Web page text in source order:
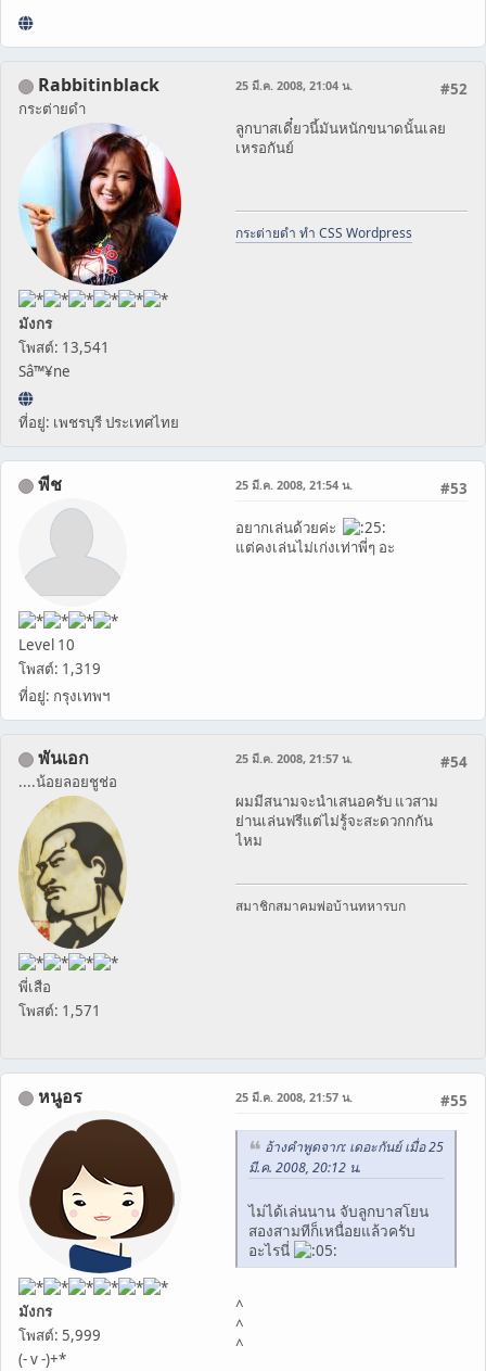
Rabbitinblack
กระต่ายดำ
มังกร
โพสต์: 13,541
Sâ™¥ne
ที่อยู่: เพชรบุรี ประเทศไทย
#52
25 มี.ค. 2008, 21:04 น.
ลูกบาสเดี๋ยวนี้มันหนักขนาดนั้นเลย
เหรอกันย์
กระต่ายดำ ทำ CSS Wordpress
พีช
Level 10
โพสต์: 1,319
ที่อยู่: กรุงเทพฯ
#53
25 มี.ค. 2008, 21:54 น.
อยากเล่นด้วยค่ะ
แต่คงเล่นไม่เก่งเท่าพี่ๆ อะ
พันเอก
....น้อยลอยชูช่อ
พี่เสือ
โพสต์: 1,571
#54
25 มี.ค. 2008, 21:57 น.
ผมมีสนามจะนำเสนอครับ แวสาม
ย่านเล่นฟรีแต่ไม่รู้จะสะดวกกกัน
ไหม
สมาชิกสมาคมพ่อบ้านทหารบก
หนูอร
มังกร
โพสต์: 5,999
(- v -)+*
#55
25 มี.ค. 2008, 21:57 น.
อ้างคำพูดจาก: เดอะกันย์ เมื่อ 25
มี.ค. 2008, 20:12 น.
ไม่ได้เล่นนาน จับลูกบาสโยน
สองสามทีก็เหนื่อยแล้วครับ
อะไรนี่
^
^
^